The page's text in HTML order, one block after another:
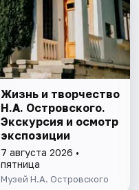
Жизнь и творчество
Н.А. Островского.
Экскурсия и осмотр
экспозиции
7 августа 2026 •
пятница
Музей Н.А. Островского